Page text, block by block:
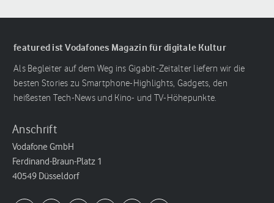
featured ist Vodafones Magazin für digitale Kultur
Als Begleiter auf dem Weg ins Gigabit-Zeitalter liefern wir die
besten Stories zu Smartphone-Highlights, Gadgets, den
heißesten Tech-News und Kino- und TV-Höhepunkte.
Anschrift
Vodafone GmbH
Ferdinand-Braun-Platz 1
40549 Düsseldorf